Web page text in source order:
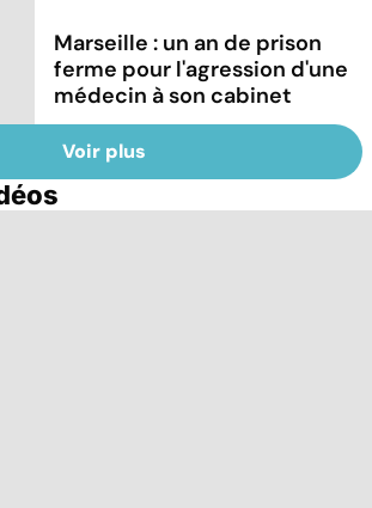
Marseille : un an de prison
ferme pour l'agression d'une
médecin à son cabinet
Voir plus